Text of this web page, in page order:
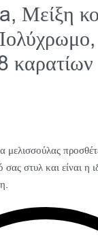
Μείξη
καρατίων
μελισσούλας
σας στυλ και είναι η